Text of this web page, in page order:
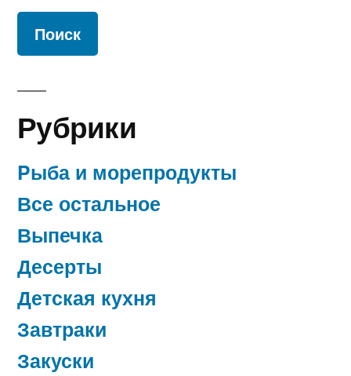
Рубрики
Pыба и морепродукты
Все остальное
Выпечка
Десерты
Детская кухня
Завтраки
Закуски